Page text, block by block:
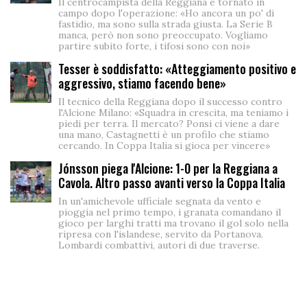
campo dopo l'operazione: «Ho ancora un po' di
fastidio, ma sono sulla strada giusta. La Serie B
manca, però non sono preoccupato. Vogliamo
partire subito forte, i tifosi sono con noi»
Tesser è soddisfatto: «Atteggiamento positivo e
aggressivo, stiamo facendo bene»
Il tecnico della Reggiana dopo il successo contro
l'Alcione Milano: «Squadra in crescita, ma teniamo i
piedi per terra. Il mercato? Ponsi ci viene a dare
una mano, Castagnetti è un profilo che stiamo
cercando. In Coppa Italia si gioca per vincere»
Jónsson piega l'Alcione: 1-0 per la Reggiana a
Cavola. Altro passo avanti verso la Coppa Italia
In un'amichevole ufficiale segnata da vento e
pioggia nel primo tempo, i granata comandano il
gioco per larghi tratti ma trovano il gol solo nella
ripresa con l'islandese, servito da Portanova.
Lombardi combattivi, autori di due traverse.